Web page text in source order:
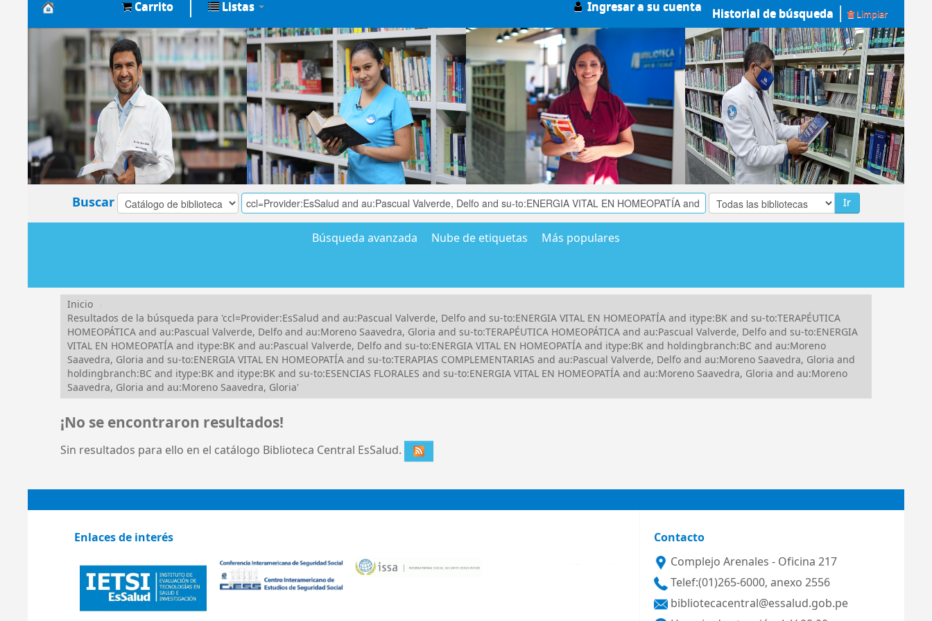
Biblioteca
Central
EsSalud
Carrito Listas Ingresar a su cuenta Historial de búsqueda Limpiar
Buscar Ir
Búsqueda avanzada Nube de etiquetas Más populares
Inicio
Resultados de la búsqueda para 'ccl=Provider:EsSalud and au:Pascual Valverde, Delfo and su-to:ENERGIA VITAL EN HOMEOPATÍA and itype:BK and su-to:TERAPÉUTICA
HOMEOPÁTICA and au:Pascual Valverde, Delfo and au:Moreno Saavedra, Gloria and su-to:TERAPÉUTICA HOMEOPÁTICA and au:Pascual Valverde, Delfo and su-to:ENERGIA
VITAL EN HOMEOPATÍA and itype:BK and au:Pascual Valverde, Delfo and su-to:ENERGIA VITAL EN HOMEOPATÍA and itype:BK and holdingbranch:BC and au:Moreno
Saavedra, Gloria and su-to:ENERGIA VITAL EN HOMEOPATÍA and su-to:TERAPIAS COMPLEMENTARIAS and au:Pascual Valverde, Delfo and au:Moreno Saavedra, Gloria and
holdingbranch:BC and itype:BK and itype:BK and su-to:ESENCIAS FLORALES and su-to:ENERGIA VITAL EN HOMEOPATÍA and au:Moreno Saavedra, Gloria and au:Moreno
Saavedra, Gloria and au:Moreno Saavedra, Gloria'
¡No se encontraron resultados!
Sin resultados para ello en el catálogo Biblioteca Central EsSalud.
Enlaces de interés
Contacto
Complejo Arenales - Oficina 217
Telef:(01)265-6000, anexo 2556
bibliotecacentral@essalud.gob.pe